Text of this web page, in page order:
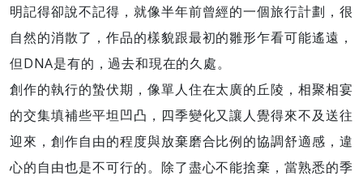
明記得卻說不記得，就像半年前曾經的一個旅行計劃，很
自然的消散了，作品的樣貌跟最初的雛形乍看可能遙遠，
但DNA是有的，過去和現在的久處。
創作的執行的蟄伏期，像單人住在太廣的丘陵，相聚相宴
的交集填補些平坦凹凸，四季變化又讓人覺得來不及送往
迎來，創作自由的程度與放棄磨合比例的協調舒適感，違
心的自由也是不可行的。除了盡心不能捨棄，當熟悉的季